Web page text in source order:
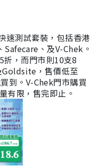
速測試套裝，包括香港
、及V-Chek。
，而門市則10支8
Goldsite，售價低至
到。V-Chek門市購買
有限，售完即止。